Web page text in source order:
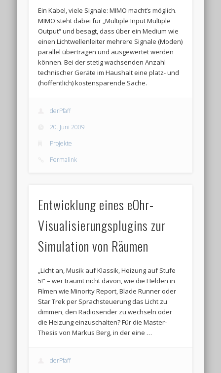
Ein Kabel, viele Signale: MIMO macht’s möglich.
MIMO steht dabei für „Multiple Input Multiple
Output“ und besagt, dass über ein Medium wie
einen Lichtwellenleiter mehrere Signale (Moden)
parallel übertragen und ausgewertet werden
können. Bei der stetig wachsenden Anzahl
technischer Geräte im Haushalt eine platz- und
(hoffentlich) kostensparende Sache.
derPfaff
20. Juni 2009
Projekte
Permalink
Entwicklung eines eOhr-
Visualisierungsplugins zur
Simulation von Räumen
„Licht an, Musik auf Klassik, Heizung auf Stufe
5!“ – wer träumt nicht davon, wie die Helden in
Filmen wie Minority Report, Blade Runner oder
Star Trek per Sprachsteuerung das Licht zu
dimmen, den Radiosender zu wechseln oder
die Heizung einzuschalten? Für die Master-
Thesis von Markus Berg, in der eine …
derPfaff